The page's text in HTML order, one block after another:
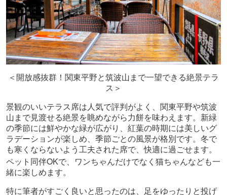
＜開放感抜群！関東平野と筑波山まで一望できる絶景テラ
ス＞
景観のいいテラス席は人気で評判がよく、関東平野や筑波
山まで見渡せる絶景を眺めながら力餅を味わえます。新緑
の季節には鮮やかな緑が広がり、紅葉の時期には美しいグ
ラデーションが楽しめ、季節ごとの風景が格別です。冬で
も寒くならないよう工夫された席で、快適に過ごせます。
ペット同伴OKで、ワンちゃんだけでなく猫ちゃんなども一
緒に楽しめます。
特に筆者がすごく良いと思ったのは、足をゆったりと投げ